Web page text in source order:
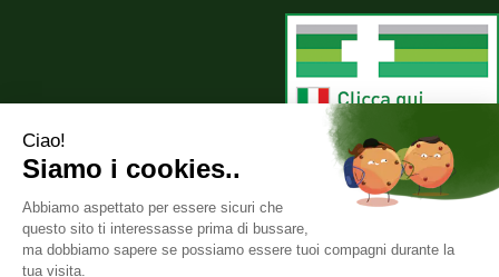
Alchimia srl - Via Nazionale, 29 07020 Palau (SS)
info@parafarmaciealchimia.it